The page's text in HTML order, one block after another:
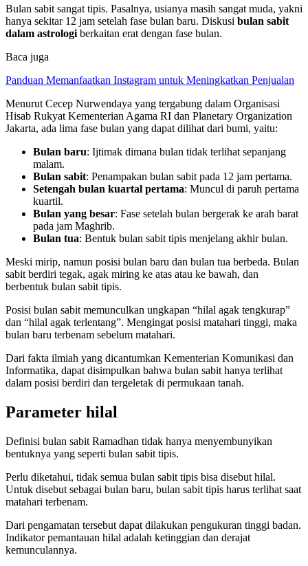
Bulan sabit sangat tipis. Pasalnya, usianya masih sangat muda, yakni
hanya sekitar 12 jam setelah fase bulan baru. Diskusi bulan sabit
dalam astrologi berkaitan erat dengan fase bulan.
Baca juga
Panduan Memanfaatkan Instagram untuk Meningkatkan Penjualan
Menurut Cecep Nurwendaya yang tergabung dalam Organisasi
Hisab Rukyat Kementerian Agama RI dan Planetary Organization
Jakarta, ada lima fase bulan yang dapat dilihat dari bumi, yaitu:
Bulan baru: Ijtimak dimana bulan tidak terlihat sepanjang
malam.
Bulan sabit: Penampakan bulan sabit pada 12 jam pertama.
Setengah bulan kuartal pertama: Muncul di paruh pertama
kuartil.
Bulan yang besar: Fase setelah bulan bergerak ke arah barat
pada jam Maghrib.
Bulan tua: Bentuk bulan sabit tipis menjelang akhir bulan.
Meski mirip, namun posisi bulan baru dan bulan tua berbeda. Bulan
sabit berdiri tegak, agak miring ke atas atau ke bawah, dan
berbentuk bulan sabit tipis.
Posisi bulan sabit memunculkan ungkapan “hilal agak tengkurap”
dan “hilal agak terlentang”. Mengingat posisi matahari tinggi, maka
bulan baru terbenam sebelum matahari.
Dari fakta ilmiah yang dicantumkan Kementerian Komunikasi dan
Informatika, dapat disimpulkan bahwa bulan sabit hanya terlihat
dalam posisi berdiri dan tergeletak di permukaan tanah.
Parameter hilal
Definisi bulan sabit Ramadhan tidak hanya menyembunyikan
bentuknya yang seperti bulan sabit tipis.
Perlu diketahui, tidak semua bulan sabit tipis bisa disebut hilal.
Untuk disebut sebagai bulan baru, bulan sabit tipis harus terlihat saat
matahari terbenam.
Dari pengamatan tersebut dapat dilakukan pengukuran tinggi badan.
Indikator pemantauan hilal adalah ketinggian dan derajat
kemunculannya.